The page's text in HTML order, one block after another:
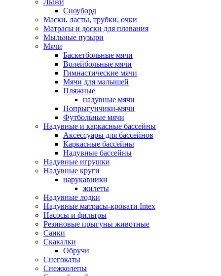
Лыжи
Сноуборд
Маски, ласты, трубки, очки
Матрасы и доски для плавания
Мыльные пузыри
Мячи
Баскетбольные мячи
Волейбольные мячи
Гимнастические мячи
Мячи для малышей
Пляжные
надувные мячи
Попрыгунчики-мячи
Футбольные мячи
Надувные и каркасные бассейны
Аксессуары для бассейнов
Каркасные бассейны
Надувные бассейны
Надувные игрушки
Надувные круги
нарукавники
жилеты
Надувные лодки
Надувные матрасы-кровати Intex
Насосы и фильтры
Резиновые прыгуны животные
Санки
Скакалки
Обручи
Снегокаты
Снежколепы